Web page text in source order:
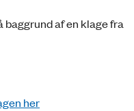
baggrund af en klage fra
her